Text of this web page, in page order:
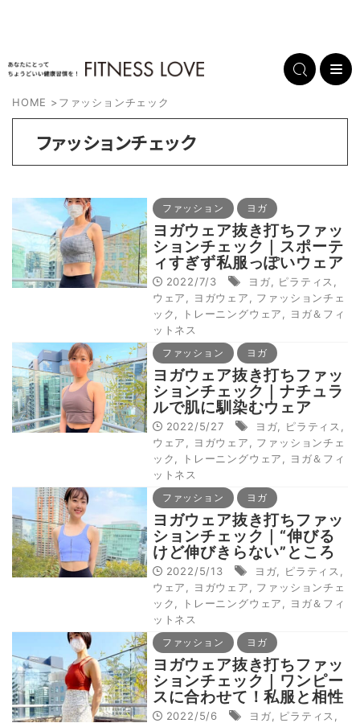
HOME >ファッションチェック
ファッションチェック
ファッション ヨガ
ヨガウェア抜き打ちファッ
ションチェック｜スポーテ
ィすぎず私服っぽいウェア
が人気!?
2022/7/3 ヨガ ピラティス
ウェア
ヨガウェア
ファッションチェ
ック
トレーニングウェア
ヨガ＆フィ
ットネス
ファッション ヨガ
ヨガウェア抜き打ちファッ
ションチェック｜ナチュラ
ルで肌に馴染むウェア
2022/5/27 ヨガ ピラティス
ウェア
ヨガウェア
ファッションチェ
ック
トレーニングウェア
ヨガ＆フィ
ットネス
ファッション ヨガ
ヨガウェア抜き打ちファッ
ションチェック｜“伸びる
けど伸びきらない”ところ
が好き
2022/5/13 ヨガ ピラティス
ウェア
ヨガウェア
ファッションチェ
ック
トレーニングウェア
ヨガ＆フィ
ットネス
ファッション ヨガ
ヨガウェア抜き打ちファッ
ションチェック｜ワンピー
スに合わせて！私服と相性
抜群ウェア
2022/5/6 ヨガ ピラティス